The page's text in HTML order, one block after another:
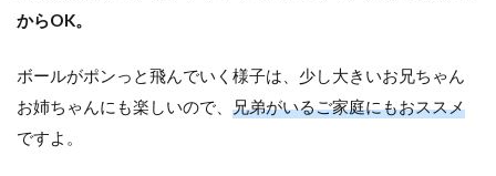
からOK。
ボールがポンっと飛んでいく様子は、少し大きいお兄ちゃん
お姉ちゃんにも楽しいので、 兄弟がいるご家庭にもおススメ
ですよ。